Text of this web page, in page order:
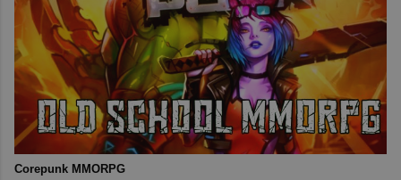
Corepunk MMORPG